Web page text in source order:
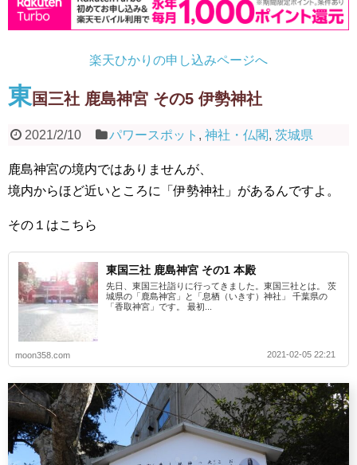
楽天ひかりの申し込みページへ
東 国三社 鹿島神宮 その5 伊勢神社
2021/2/10 パワースポット ,神社・仏閣,茨城県
鹿島神宮の境内ではありませんが、
境内からほど近いところに「伊勢神社」があるんですよ。
その１はこちら
東国三社 鹿島神宮 その1 本殿
先日、東国三社詣りに行ってきました。東国三社とは。 茨
城県の「鹿島神宮」と「息栖（いきす）神社」 千葉県の
「香取神宮」です。 最初...
moon358.com 2021-02-05 22:21